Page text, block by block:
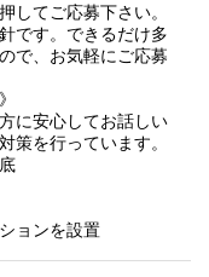
してご応募下さい。
です。できるだけ多
で、お気軽にご応募
に安心してお話しい
策を行っています。
ョンを設置